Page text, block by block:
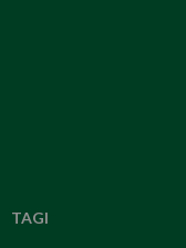
TAGI